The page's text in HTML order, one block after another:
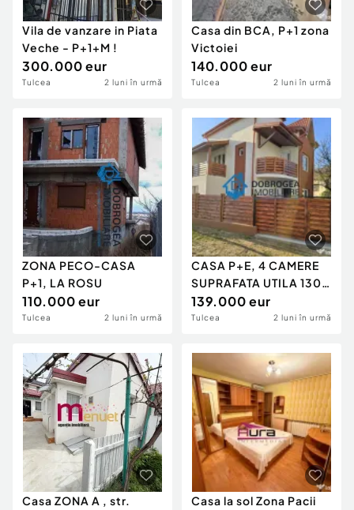
Vila de vanzare in Piata
Veche - P+1+M !
300.000 eur
Tulcea 2 luni în urmă
Casa din BCA, P+1 zona
Victoiei
140.000 eur
Tulcea 2 luni în urmă
ZONA PECO-CASA
P+1, LA ROSU
110.000 eur
Tulcea 2 luni în urmă
CASA P+E, 4 CAMERE
SUPRAFATA UTILA 130
MP, LA GRI
139.000 eur
Tulcea 2 luni în urmă
Casa ZONA A , str.
Casa la sol Zona Pacii